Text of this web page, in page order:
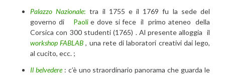
Palazzo Nazionale: tra il 1755 e il 1769 fu la sede del
governo di
Paolie dove si fece il primo ateneo della
Corsica con 300 studenti (1765) . Al presente alloggia il
workshop FABLAB , una rete di laboratori creativi dai lego,
al cucito, ecc. ;
Il belvedere: c’è uno straordinario panorama che guarda le